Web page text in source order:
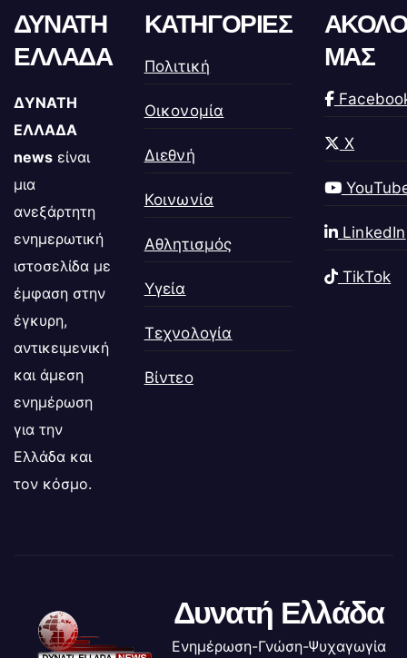
ΔΥΝΑΤΗ
ΕΛΛΑΔΑ
ΔΥΝΑΤΗ
ΕΛΛΑΔΑ
news είναι
μια
ανεξάρτητη
ενημερωτική
ιστοσελίδα με
έμφαση στην
έγκυρη,
αντικειμενική
και άμεση
ενημέρωση
για την
Ελλάδα και
τον κόσμο.
ΚΑΤΗΓΟΡΙΕΣ
Πολιτική
Οικονομία
Διεθνή
Κοινωνία
Αθλητισμός
Υγεία
Τεχνολογία
Βίντεο
ΜΑΣ
X
LinkedIn
TikTok
Δυνατή Ελλάδα
Ενημέρωση-Γνώση-Ψυχαγωγία